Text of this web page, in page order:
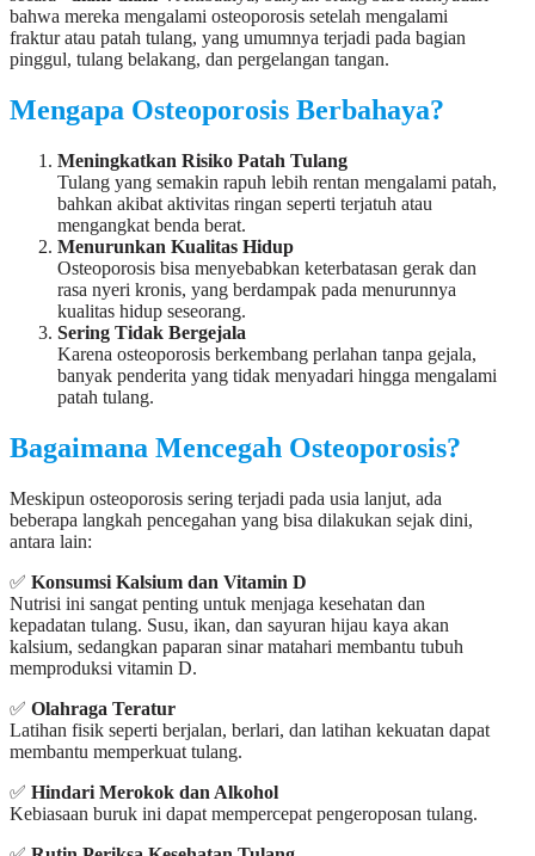
bahwa mereka mengalami osteoporosis setelah mengalami
fraktur atau patah tulang, yang umumnya terjadi pada bagian
pinggul, tulang belakang, dan pergelangan tangan.
Mengapa Osteoporosis Berbahaya?
Meningkatkan Risiko Patah Tulang
Tulang yang semakin rapuh lebih rentan mengalami patah,
bahkan akibat aktivitas ringan seperti terjatuh atau
mengangkat benda berat.
Menurunkan Kualitas Hidup
Osteoporosis bisa menyebabkan keterbatasan gerak dan
rasa nyeri kronis, yang berdampak pada menurunnya
kualitas hidup seseorang.
Sering Tidak Bergejala
Karena osteoporosis berkembang perlahan tanpa gejala,
banyak penderita yang tidak menyadari hingga mengalami
patah tulang.
Bagaimana Mencegah Osteoporosis?
Meskipun osteoporosis sering terjadi pada usia lanjut, ada
beberapa langkah pencegahan yang bisa dilakukan sejak dini,
antara lain:
✅ Konsumsi Kalsium dan Vitamin D
Nutrisi ini sangat penting untuk menjaga kesehatan dan
kepadatan tulang. Susu, ikan, dan sayuran hijau kaya akan
kalsium, sedangkan paparan sinar matahari membantu tubuh
memproduksi vitamin D.
✅ Olahraga Teratur
Latihan fisik seperti berjalan, berlari, dan latihan kekuatan dapat
membantu memperkuat tulang.
✅ Hindari Merokok dan Alkohol
Kebiasaan buruk ini dapat mempercepat pengeroposan tulang.